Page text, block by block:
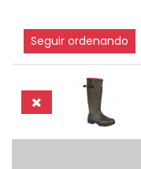
Seguir ordenando